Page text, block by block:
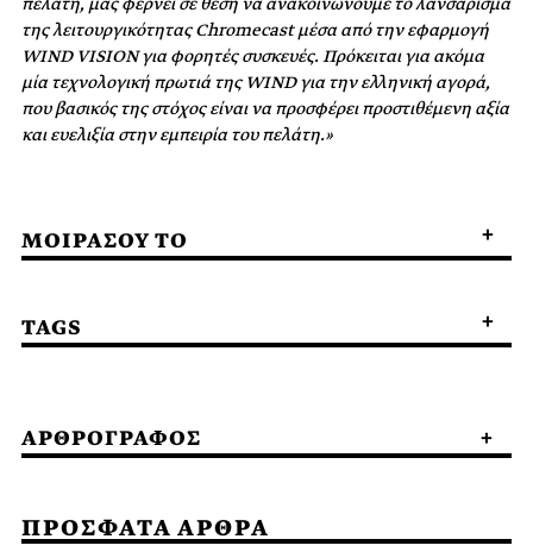
της λειτουργικότητας Chromecast μέσα από την εφαρμογή
WIND VISION για φορητές συσκευές. Πρόκειται για ακόμα
μία τεχνολογική πρωτιά της WIND για την ελληνική αγορά,
που βασικός της στόχος είναι να προσφέρει προστιθέμενη αξία
και ευελιξία στην εμπειρία του πελάτη.»
ΜΟΙΡΑΣΟΥ ΤΟ
TAGS
ΑΡΘΡΟΓΡΑΦΟΣ
ΠΡΟΣΦΑΤΑ ΑΡΘΡΑ